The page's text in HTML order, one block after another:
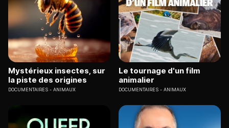
Mystérieux insectes, sur
la piste des origines
DOCUMENTAIRES ANIMAUX
Le tournage d'un film
animalier
DOCUMENTAIRES ANIMAUX